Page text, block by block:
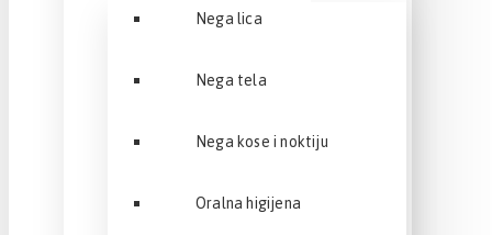
Nega lica
Nega tela
Nega kose i noktiju
Oralna higijena